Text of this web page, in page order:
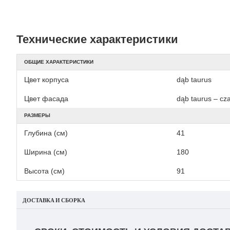
Технические характеристики
ОБЩИЕ ХАРАКТЕРИСТИКИ
Цвет корпуса dąb taurus
Цвет фасада dąb taurus –
РАЗМЕРЫ
Глубина (см) 41
Ширина (см) 180
Высота (см) 91
ДОСТАВКА И СБОРКА